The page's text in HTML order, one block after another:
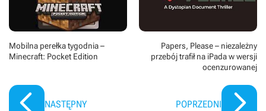
Mobilna perełka tygodnia –
Minecraft: Pocket Edition
NASTĘPNY
Papers, Please – niezależny
przebój trafił na iPada w wersji
ocenzurowanej
POPRZEDNI